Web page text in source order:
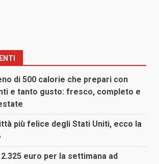
di 500 calorie che prepari con
e tanto gusto: fresco, completo e
più felice degli Stati Uniti, ecco la
euro per la settimana ad